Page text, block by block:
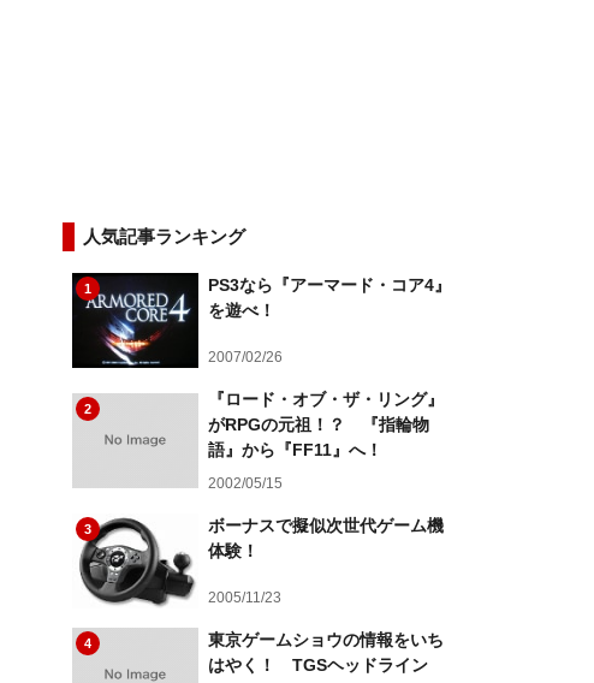
人気記事ランキング
1
PS3なら『アーマード・コア4』
を遊べ！
2007/02/26
2
『ロード・オブ・ザ・リング』
がRPGの元祖！？ 『指輪物
語』から『FF11』へ！
2002/05/15
3
ボーナスで擬似次世代ゲーム機
体験！
2005/11/23
4
東京ゲームショウの情報をいち
はやく！ TGSヘッドライン